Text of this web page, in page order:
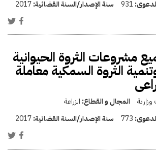
931 سنة الإصدار/السنة القضائية:2017
مشروعات الثروة الحيوانية
الثروة السمكية معاملة
وزارية المجال و القطاع: الزراعة
773 سنة الإصدار/السنة القضائية:2017